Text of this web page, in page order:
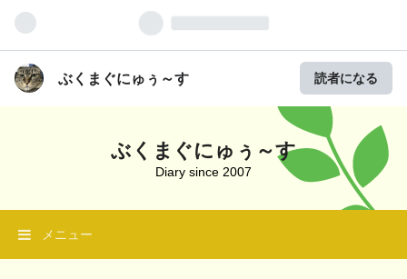
ぶくまぐにゅぅ～す 読者になる
ぶくまぐにゅぅ～す
Diary since 2007
メニュー